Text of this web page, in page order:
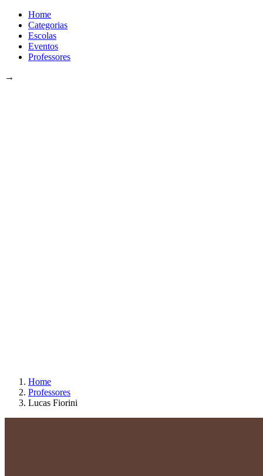
Home
Categorias
Escolas
Eventos
Professores
→
Home
Professores
Lucas Fiorini